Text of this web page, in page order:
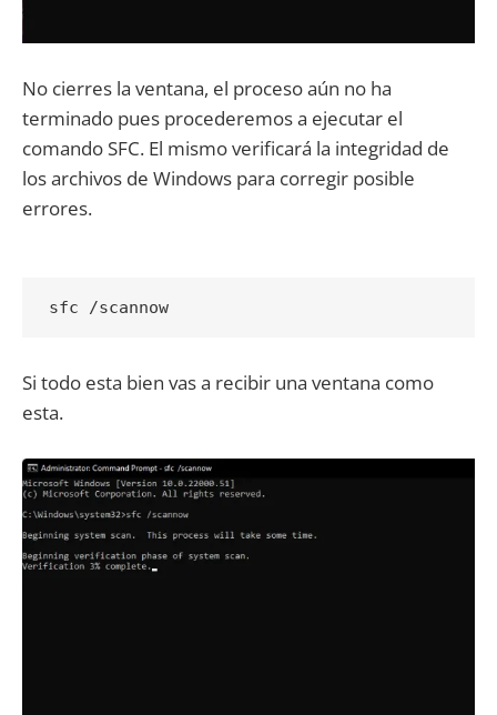
No cierres la ventana, el proceso aún no ha
terminado pues procederemos a ejecutar el
comando SFC. El mismo verificará la integridad de
los archivos de Windows para corregir posible
errores.
sfc /scannow
Si todo esta bien vas a recibir una ventana como
esta.